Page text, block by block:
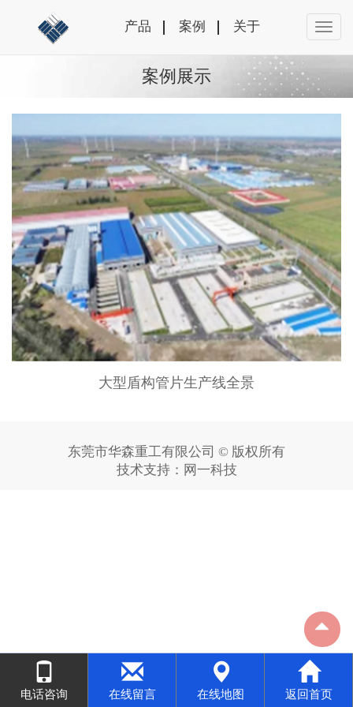
产品 案例 关于
案例展示
大型盾构管片生产线全景
东莞市华森重工有限公司 © 版权所有
技术支持： 网一科技
电话咨询 在线留言 在线地图 返回首页